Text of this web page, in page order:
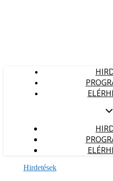
Hirdetések